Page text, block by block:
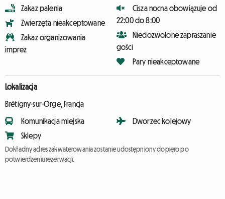
Zakaz palenia
Zwierzęta nieakceptowane
Zakaz organizowania
imprez
Cisza nocna obowiązuje od
22:00 do 8:00
Niedozwolone zapraszanie
gości
Pary nieakceptowane
Lokalizacja
Brétigny-sur-Orge, Francja
Komunikacja miejska
Sklepy
Dworzec kolejowy
Dokładny adres zakwaterowania zostanie udostępniony dopiero po
potwierdzeniu rezerwacji.